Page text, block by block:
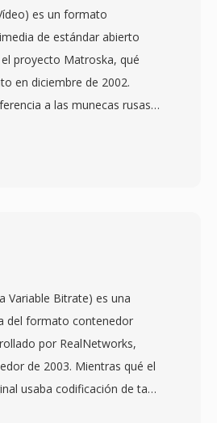
es un formato
de estándar abierto
proyecto Matroska, qué
en diciembre de 2002.
a las munecas rusas
está construido sobre
y subtítulos dentro de un
AV1 para vídeo, y AAC, FLAC,
audio. Una caracteristica
completo de
formatos desde texto
subtítulos ASS con estilo
Variable Bitrate) es una
del formato contenedor
por RealNetworks,
de 2003. Mientras qué el
usaba codificación de tasa
RMVB emplea compresión